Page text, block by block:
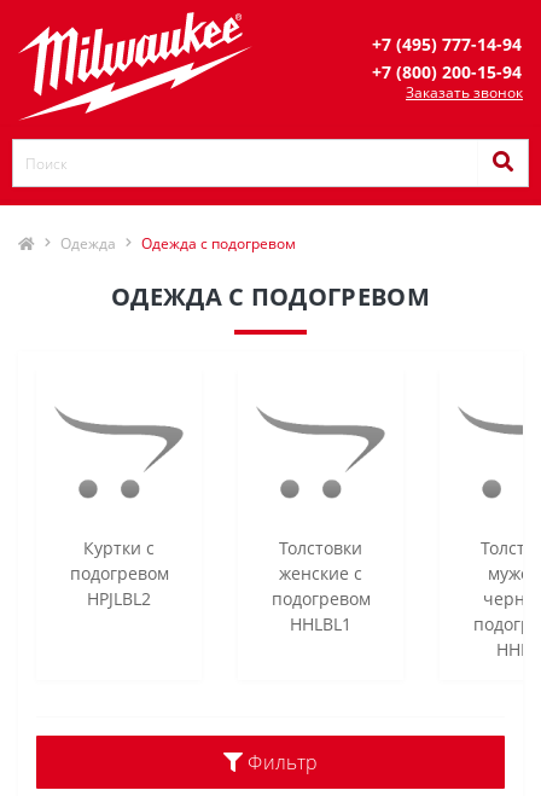
+7 (495) 777-14-94
+7 (800) 200-15-94
Заказать звонок
Одежда Одежда с подогревом
ОДЕЖДА С ПОДОГРЕВОМ
Куртки с
подогревом
HPJLBL2
Толстовки
женские с
подогревом
HHLBL1
Фильтр